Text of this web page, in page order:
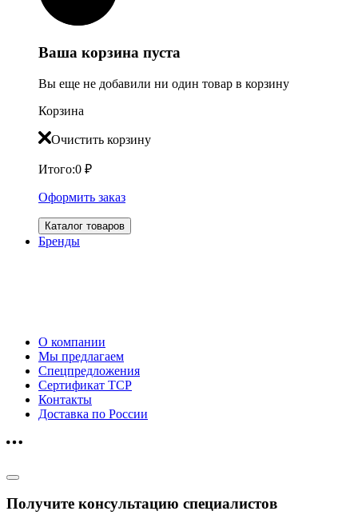
Ваша корзина пуста
Вы еще не добавили ни один товар в корзину
Корзина
Очистить корзину
Итого:0 ₽
Оформить заказ
Каталог товаров
Бренды
О компании
Мы предлагаем
Спецпредложения
Сертификат ТСР
Контакты
Доставка по России
Получите консультацию специалистов